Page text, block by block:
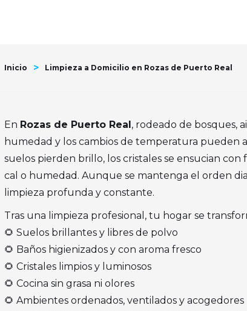
Inicio > Limpieza a Domicilio en Rozas de Puerto Real
En Rozas de Puerto Real, rodeado de bosques,
humedad y los cambios de temperatura pueden
suelos pierden brillo, los cristales se ensucian
cal o humedad. Aunque se mantenga el orden
limpieza profunda y constante.
Tras una limpieza profesional, tu hogar se
🌻 Suelos brillantes y libres de polvo
🌻 Baños higienizados y con aroma fresco
🌻 Cristales limpios y luminosos
🌻 Cocina sin grasa ni olores
🌻 Ambientes ordenados, ventilados y acogedores